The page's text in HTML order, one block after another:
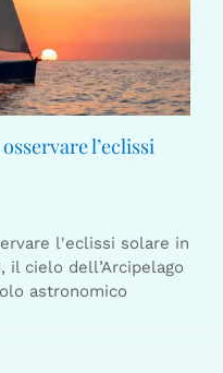
l’eclissi
l'eclissi solare in
il cielo dell’Arcipelago
astronomico